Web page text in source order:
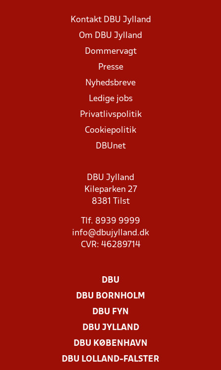
Kontakt DBU Jylland
Om DBU Jylland
Dommervagt
Presse
Nyhedsbreve
Ledige jobs
Privatlivspolitik
Cookiepolitik
DBUnet
DBU Jylland
Kileparken 27
8381 Tilst
Tlf. 8939 9999
info@dbujylland.dk
CVR: 46289714
DBU
DBU BORNHOLM
DBU FYN
DBU JYLLAND
DBU KØBENHAVN
DBU LOLLAND-FALSTER